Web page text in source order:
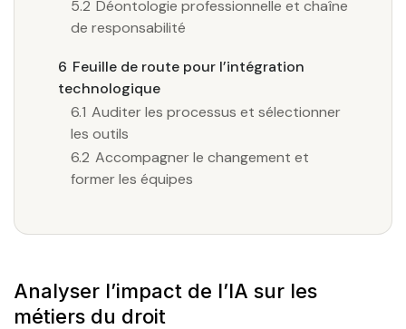
5.2 Déontologie professionnelle et chaîne
de responsabilité
6 Feuille de route pour l’intégration
technologique
6.1 Auditer les processus et sélectionner
les outils
6.2 Accompagner le changement et
former les équipes
Analyser l’impact de l’IA sur les
métiers du droit